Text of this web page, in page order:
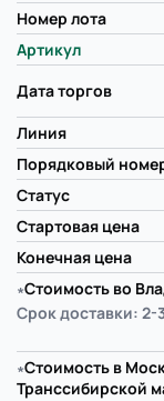
Номер лота
Артикул
Дата торгов
Линия
Порядковый
Статус
Стартовая цена
Конечная цена
∗Стоимость во
Срок доставки: 2-
∗Стоимость в
Транссибирской